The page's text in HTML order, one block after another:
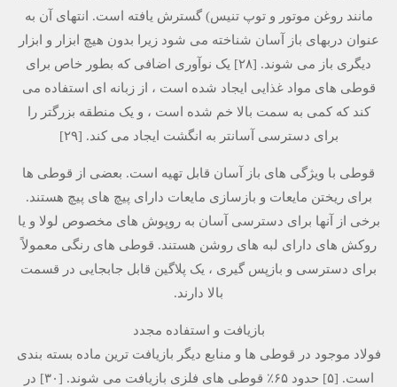
مانند روغن موتور و توپ تنیس) گسترش یافته است. انتهای آن به
عنوان دربهای باز آسان شناخته می شود زیرا بدون هیچ ابزار و ابزار
دیگری باز می شوند. [۲۸] یک نوآوری اضافی که بطور خاص برای
قوطی های مواد غذایی ایجاد شده است ، از زبانه ای استفاده می
کند که کمی به سمت بالا خم شده است ، و یک منطقه بزرگتر را
برای دسترسی آسانتر به انگشت ایجاد می کند. [۲۹]
قوطی با ویژگی های باز آسان قابل تهیه است. بعضی از قوطی ها
برای ریختن مایعات و بازسازی مایعات دارای پیچ های پیچ هستند.
برخی از آنها برای دسترسی آسان به روپوش های مخصوص لولا و یا
روکش های دارای لبه های روشن هستند. قوطی های رنگی معمولاً
برای دسترسی و بازپس گیری ، یک پلاگین قابل جابجایی در قسمت
بالا دارند.
بازیافت و استفاده مجدد
فولاد موجود در قوطی ها و منابع دیگر بازیافت ترین ماده بسته بندی
است. [۵] حدود ۶۵٪ قوطی های فلزی بازیافت می شوند. [۳۰] در